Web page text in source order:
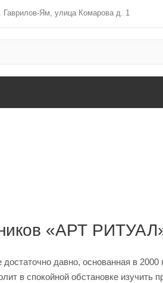
Гаврилов-Ям, улица Комарова д. 1
«АРТ
давно, основанная в 2000
в спокойной обстановке изучить